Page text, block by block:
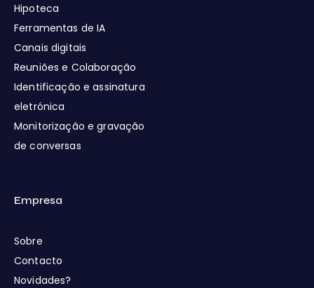
Hipoteca
Ferramentas de IA
Canais digitais
Reuniões e Colaboração
Identificação e assinatura
eletrónica
Monitorização e gravação
de conversas
Empresa
Sobre
Contacto
Novidades?